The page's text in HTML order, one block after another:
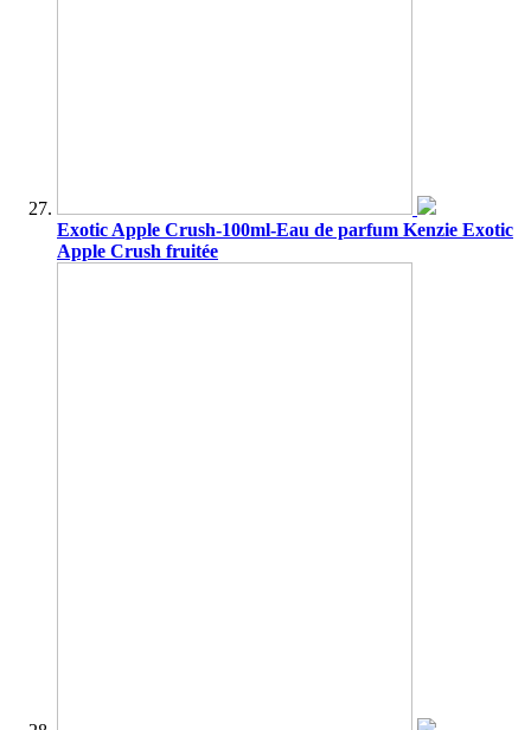
Exotic Apple Crush-100ml-Eau de parfum Kenzie Exotic
Apple Crush fruitée